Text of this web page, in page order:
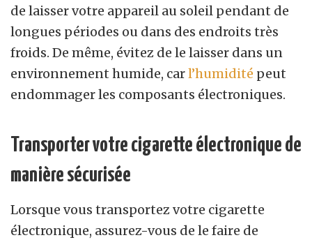
de laisser votre appareil au soleil pendant de
longues périodes ou dans des endroits très
froids. De même, évitez de le laisser dans un
environnement humide, carl’humidité peut
endommager les composants électroniques.
Transporter votre cigarette électronique de
manière sécurisée
Lorsque vous transportez votre cigarette
électronique, assurez-vous de le faire de